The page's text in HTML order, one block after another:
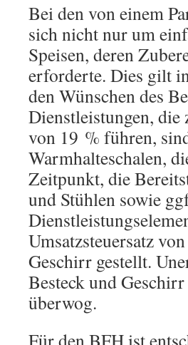
Bei den von einem
sich nicht nur um
Speisen, deren
erforderte. Dies gilt
den Wünschen des
Dienstleistungen, die
von 19 % führen,
Warmhalteschalen,
Zeitpunkt, die
und Stühlen sowie
Umsatzsteuersatz
Geschirr gestellt.
Besteck und
überwog.
Für den BFH ist